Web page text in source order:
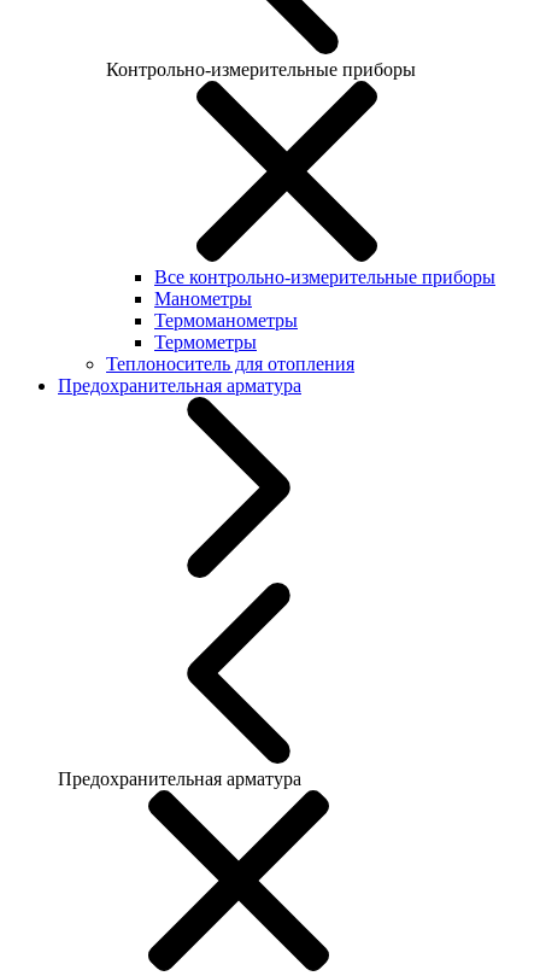
Контрольно-измерительные приборы
Все контрольно-измерительные приборы
Манометры
Термоманометры
Термометры
Теплоноситель для отопления
Предохранительная арматура
Предохранительная арматура